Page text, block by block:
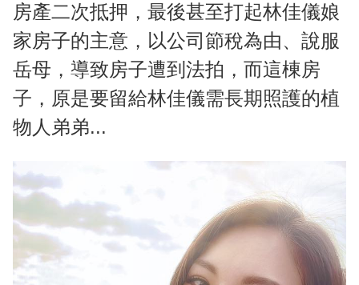
房產二次抵押，最後甚至打起林佳儀娘
家房子的主意，以公司節稅為由、說服
岳母，導致房子遭到法拍，而這棟房
子，原是要留給林佳儀需長期照護的植
物人弟弟...